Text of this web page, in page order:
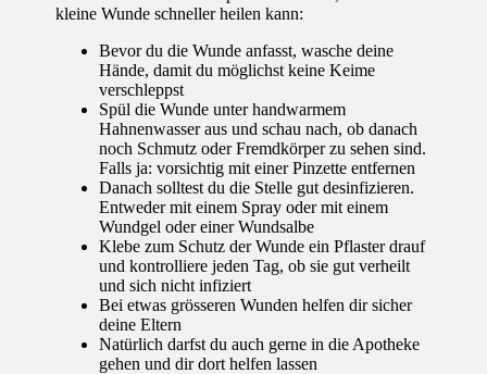
kleine Wunde schneller heilen kann:
Bevor du die Wunde anfasst, wasche deine
Hände, damit du möglichst keine Keime
verschleppst
Spül die Wunde unter handwarmem
Hahnenwasser aus und schau nach, ob danach
noch Schmutz oder Fremdkörper zu sehen sind.
Falls ja: vorsichtig mit einer Pinzette entfernen
Danach solltest du die Stelle gut desinfizieren.
Entweder mit einem Spray oder mit einem
Wundgel oder einer Wundsalbe
Klebe zum Schutz der Wunde ein Pflaster drauf
und kontrolliere jeden Tag, ob sie gut verheilt
und sich nicht infiziert
Bei etwas grösseren Wunden helfen dir sicher
deine Eltern
Natürlich darfst du auch gerne in die Apotheke
gehen und dir dort helfen lassen